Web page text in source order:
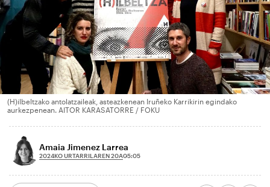
(H)ilbeltzako antolatzaileak, asteazkenean Iruñeko Karrikirin egindako
aurkezpenean. AITOR KARASATORRE / FOKU
Amaia Jimenez Larrea
2024KO URTARRILAREN 20A05:05